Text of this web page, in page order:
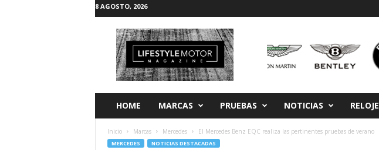
8 AGOSTO, 2026
HOME MARCAS PRUEBAS NOTICIAS
Inicio Marcas Mercedes El Mercedes Benz EQC realiza las pertinentes pruebas de verano
MERCEDES NOTICIAS DESTACADAS